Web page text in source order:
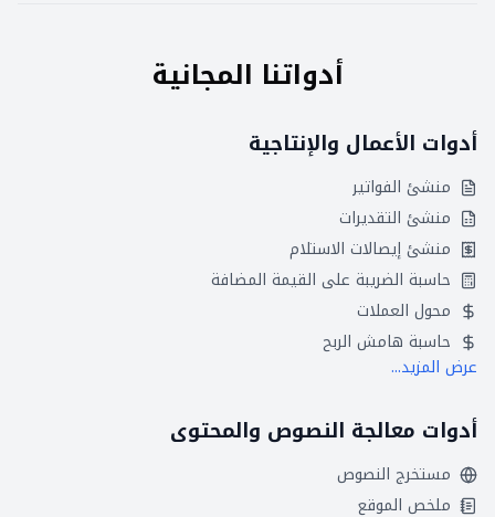
أدواتنا المجانية
أدوات الأعمال والإنتاجية
منشئ الفواتير
منشئ التقديرات
منشئ إيصالات الاستلام
حاسبة الضريبة على القيمة المضافة
محول العملات
حاسبة هامش الربح
عرض المزيد...
أدوات معالجة النصوص والمحتوى
مستخرج النصوص
ملخص الموقع